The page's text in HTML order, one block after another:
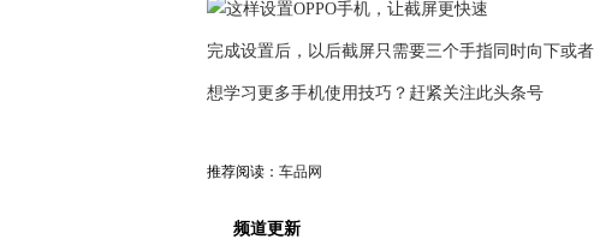
完成设置后，以后截屏只需要三个手指同时向下或
想学习更多手机使用技巧？赶紧关注此头条号
推荐阅读： 车品网
频道更新